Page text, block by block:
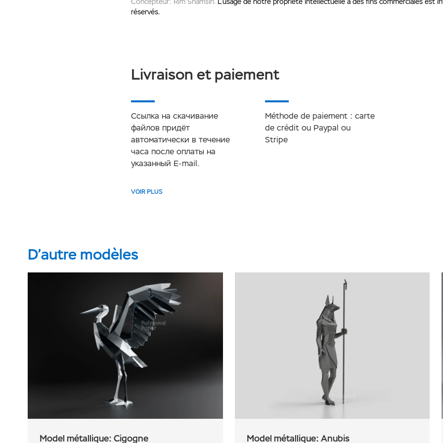
réservés.
Livraison et paiement
Ссылка на скачивание
файлов придёт
автоматически в течение
часа после оплаты на
указанный E-mail.
Méthode de paiement : carte
de crédit ou Paypal ou
Stripe
VOIR PLUS
D’autre modèles
Model métallique: Cigogne Model métallique: Anubis